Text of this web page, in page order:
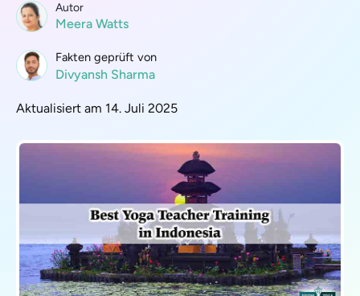
Autor
Meera Watts
Fakten geprüft von
Divyansh Sharma
Aktualisiert am 14. Juli 2025